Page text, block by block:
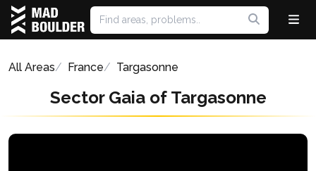
All Areas France Targasonne
Sector Gaia of Targasonne